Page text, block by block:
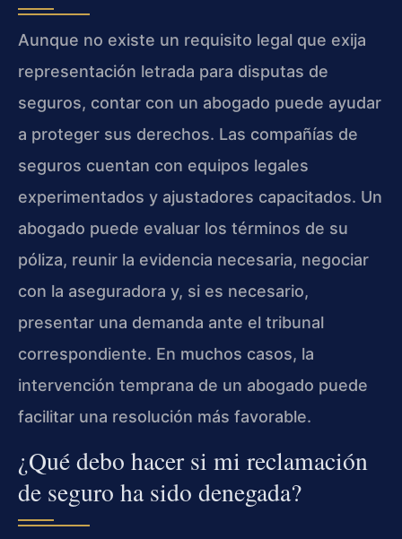
Aunque no existe un requisito legal que exija
representación letrada para disputas de
seguros, contar con un abogado puede ayudar
a proteger sus derechos. Las compañías de
seguros cuentan con equipos legales
experimentados y ajustadores capacitados. Un
abogado puede evaluar los términos de su
póliza, reunir la evidencia necesaria, negociar
con la aseguradora y, si es necesario,
presentar una demanda ante el tribunal
correspondiente. En muchos casos, la
intervención temprana de un abogado puede
facilitar una resolución más favorable.
¿Qué debo hacer si mi reclamación
de seguro ha sido denegada?